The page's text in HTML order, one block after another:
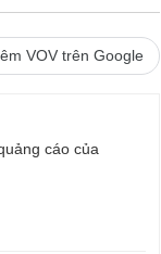
VOV trên Google
cáo của